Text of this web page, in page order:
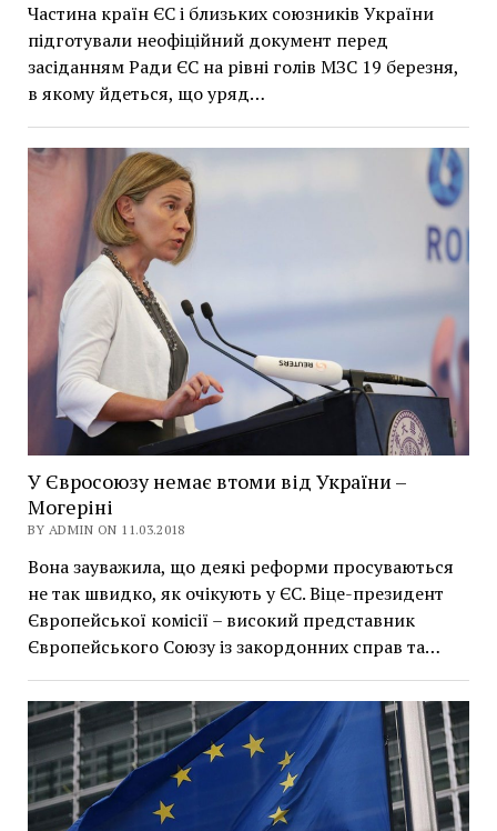
Частина країн ЄС і близьких союзників України
підготували неофіційний документ перед
засіданням Ради ЄС на рівні голів МЗС 19 березня,
в якому йдеться, що уряд…
У Євросоюзу немає втоми від України –
Могеріні
BY ADMIN ON 11.03.2018
Вона зауважила, що деякі реформи просуваються
не так швидко, як очікують у ЄС. Віце-президент
Європейської комісії – високий представник
Європейського Союзу із закордонних справ та…